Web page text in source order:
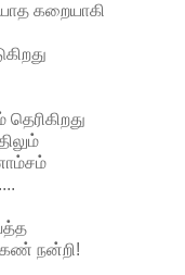
கறையாகி
நன்றி!